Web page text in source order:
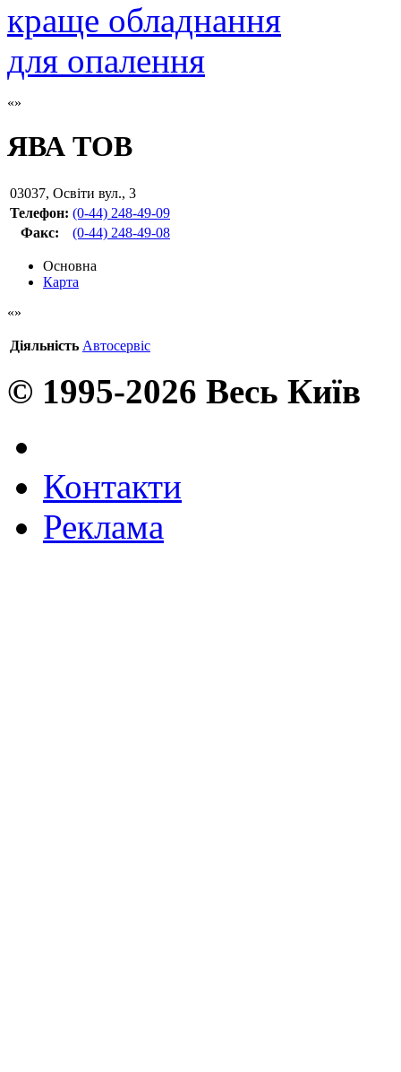
ЯВА ТОВ
03037, Освіти вул., 3
Телефон: (0-44) 248-49-09
Факс: (0-44) 248-49-08
Основна
Карта
Діяльність Автосервіс
© 1995-2026 Весь Київ
Контакти
Реклама